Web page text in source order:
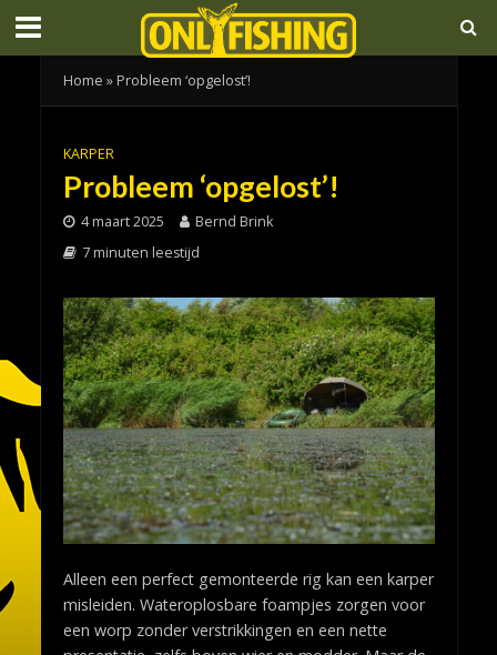
Home » Probleem ‘opgelost’!
KARPER
Probleem ‘opgelost’!
4 maart 2025
Bernd Brink
7 minuten leestijd
Alleen een perfect gemonteerde rig kan een karper
misleiden. Wateroplosbare foampjes zorgen voor
een worp zonder verstrikkingen en een nette